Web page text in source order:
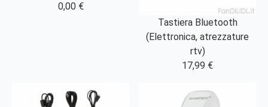
0,00 €
Tastiera Bluetooth
(Elettronica, atrezzature
rtv)
17,99 €